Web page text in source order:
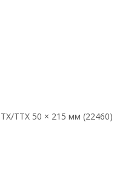
TTX 50 × 215 мм (22460)